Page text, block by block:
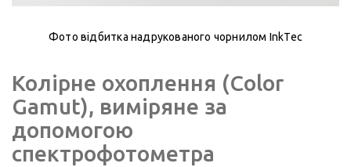
Фото відбитка надрукованого чорнилом InkTec
Колірне охоплення (Color
Gamut), виміряне за
допомогою
спектрофотометра